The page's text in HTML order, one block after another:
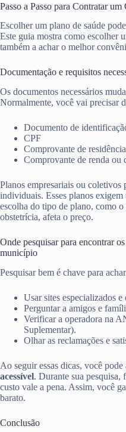
Passo a Passo para Contratar
Escolher um plano de saúde
Este guia mostra como escolher
também a achar o melhor
Documentação e requisitos
Os documentos necessários
Normalmente, você vai precisar
Documento de
CPF
Comprovante de residência
Comprovante de renda ou
Planos empresariais ou coletivos
individuais. Esses planos
escolha do tipo de plano, como
obstetrícia, afeta o preço.
Onde pesquisar para encontrar
município
Pesquisar bem é chave para
Usar sites especializados
Perguntar a amigos e
Verificar a operadora na
Suplementar).
Olhar as reclamações e
Ao seguir essas dicas, você
acessível. Durante sua pesquisa,
custo vale a pena. Assim, você
barato.
Conclusão